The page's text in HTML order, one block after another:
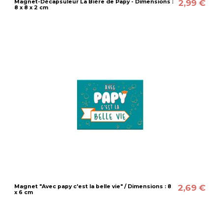
Magnet-Décapsuleur La Bière de Papy - Dimensions :
8 x 8 x 2 cm
2,99 €
Magnet "Avec papy c'est la belle vie" / Dimensions : 8
x 6 cm
2,69 €